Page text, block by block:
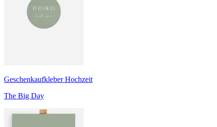
Geschenkaufkleber Hochzeit
The Big Day